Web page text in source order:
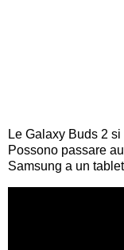
Le Galaxy Buds 2
Possono passare
Samsung a un